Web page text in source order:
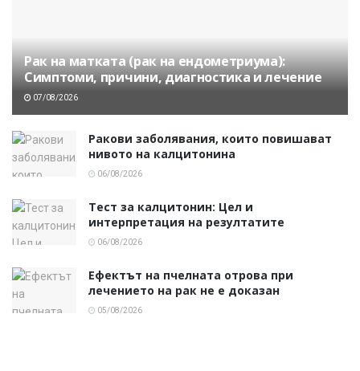
Рак на матката (рак на ендометриума):
Симптоми, причини, диагностика и лечение
07/08/2026
Ракови заболявания, които повишават
нивото на калцитонина
06/08/2026
Тест за калцитонин: Цел и
интерпретация на резултатите
06/08/2026
Ефектът на пчелната отрова при
лечението на рак не е доказан
05/08/2026